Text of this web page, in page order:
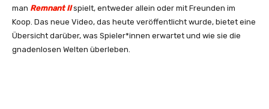
man Remnant IIspielt, entweder allein oder mit Freunden im
Koop. Das neue Video, das heute veröffentlicht wurde, bietet eine
Übersicht darüber, was Spieler*innen erwartet und wie sie die
gnadenlosen Welten überleben.